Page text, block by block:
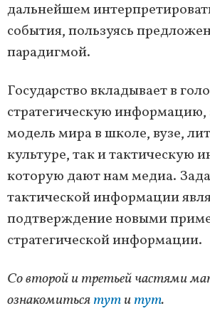
дальнейшем
события, пользуясь
парадигмой.
Государство вкладывает в
стратегическую
модель мира в школе, вузе,
культуре, так и тактическую
которую дают нам медиа.
тактической информации
подтверждение новыми
стратегической информации.
Со второй и третьей частями
ознакомитьсятутитут.